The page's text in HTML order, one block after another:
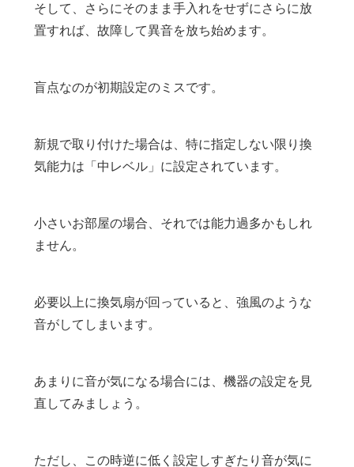
そして、さらにそのまま手入れをせずにさらに放
置すれば、故障して異音を放ち始めます。
盲点なのが初期設定のミスです。
新規で取り付けた場合は、特に指定しない限り換
気能力は「中レベル」に設定されています。
小さいお部屋の場合、それでは能力過多かもしれ
ません。
必要以上に換気扇が回っていると、強風のような
音がしてしまいます。
あまりに音が気になる場合には、機器の設定を見
直してみましょう。
ただし、この時逆に低く設定しすぎたり音が気に